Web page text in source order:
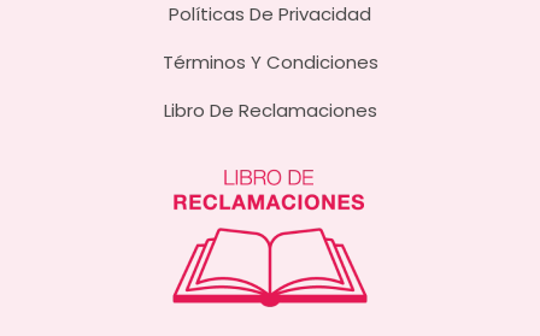
Políticas De Privacidad
Términos Y Condiciones
Libro De Reclamaciones